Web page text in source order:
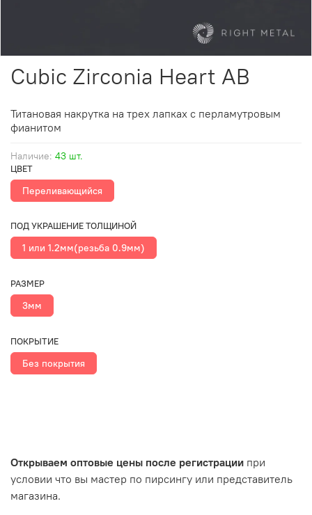
Наличие: 43 шт.
Cubic Zirconia Heart AB
ЦВЕТ
Переливающийся
ПОД УКРАШЕНИЕ ТОЛЩИНОЙ
1 или 1.2мм(резьба 0.9мм)
РАЗМЕР
3мм
ПОКРЫТИЕ
Без покрытия
Титановая накрутка на трех лапках с перламутровым
фианитом
Открываем оптовые цены после регистрации при
условии что вы мастер по пирсингу или представитель
магазина.